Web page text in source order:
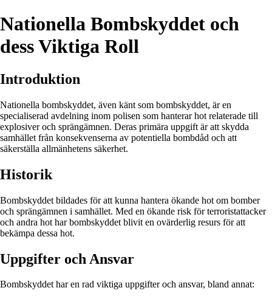
Nationella Bombskyddet och
dess Viktiga Roll
Introduktion
Nationella bombskyddet, även känt som bombskyddet, är en
specialiserad avdelning inom polisen som hanterar hot relaterade till
explosiver och sprängämnen. Deras primära uppgift är att skydda
samhället från konsekvenserna av potentiella bombdåd och att
säkerställa allmänhetens säkerhet.
Historik
Bombskyddet bildades för att kunna hantera ökande hot om bomber
och sprängämnen i samhället. Med en ökande risk för terroristattacker
och andra hot har bombskyddet blivit en ovärderlig resurs för att
bekämpa dessa hot.
Uppgifter och Ansvar
Bombskyddet har en rad viktiga uppgifter och ansvar, bland annat: